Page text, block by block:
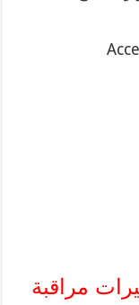
مراقبة